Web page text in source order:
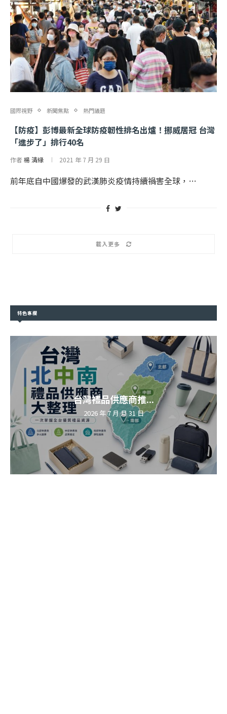
國際視野 新聞焦點 熱門議題
【防疫】彭博最新全球防疫韌性排名出爐！挪威居冠 台灣
「進步了」排行40名
作者楊 清緣 2021 年 7 月 29 日
前年底自中國爆發的武漢肺炎疫情持續禍害全球，…
載入更多
特色專欄
台灣禮品供應商推...
2026 年 7 月 月 31 日